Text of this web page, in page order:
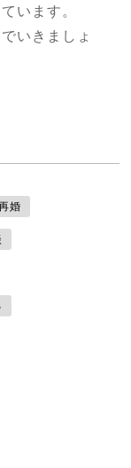
います。
いきましょ
婚